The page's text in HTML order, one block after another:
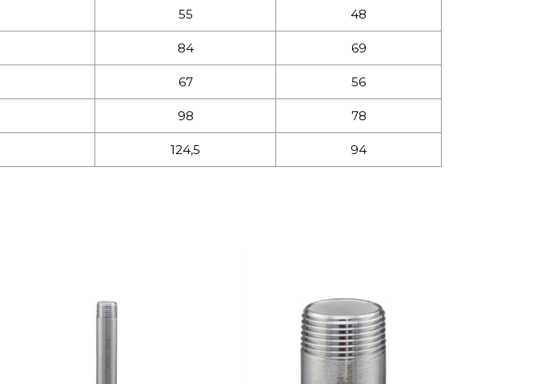
55 48
84 69
67 56
98 78
124,5 94